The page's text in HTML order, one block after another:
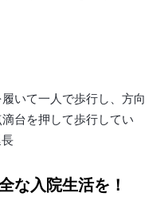
いて一人で歩行し、方向
台を押して歩行してい
な入院生活を！